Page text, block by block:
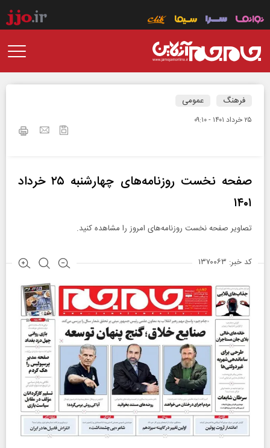
فرهنگ عمومی
۲۵ خرداد ۱۴۰۱ - ۰۹:۱۰
صفحه نخست روزنامه‌های چهارشنبه ۲۵ خرداد
۱۴۰۱
تصاویر صفحه نخست روزنامه‌های امروز را مشاهده کنید.
کد خبر: ۱۳۷۰۰۶۳